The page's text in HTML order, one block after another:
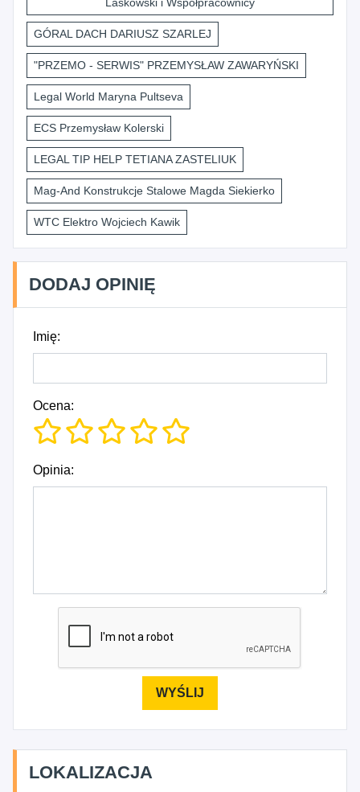
GÓRAL DACH DARIUSZ SZARLEJ
"PRZEMO - SERWIS" PRZEMYSŁAW ZAWARYŃSKI
Legal World Maryna Pultseva
ECS Przemysław Kolerski
LEGAL TIP HELP TETIANA ZASTELIUK
Mag-And Konstrukcje Stalowe Magda Siekierko
WTC Elektro Wojciech Kawik
DODAJ OPINIĘ
Imię:
Ocena:
Opinia:
LOKALIZACJA